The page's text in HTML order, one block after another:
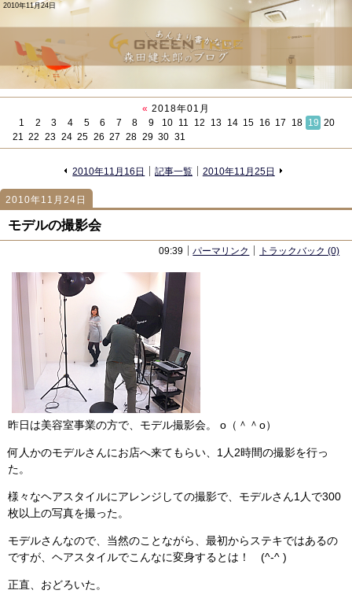
2010年11月24日
« 2018年01月
1
2 3 4 5 6 7 8 9 10 11 12 13 14 15 16 17 18 19 20
21 22 23 24 25 26 27 28 29 30 31
«
2010年11月16日 記事一覧 2010年11月25日
2010年11月24日
モデルの撮影会
09:39 パーマリンク トラックバック (0)
昨日は美容室事業の方で、モデル撮影会。 o（＾＾o）
何人かのモデルさんにお店へ来てもらい、1人2時間の撮影を行っ
た。
様々なヘアスタイルにアレンジしての撮影で、モデルさん1人で300
枚以上の写真を撮った。
モデルさんなので、当然のことながら、最初からステキではあるの
ですが、ヘアスタイルでこんなに変身するとは！ (^-^ )
正直、おどろいた。